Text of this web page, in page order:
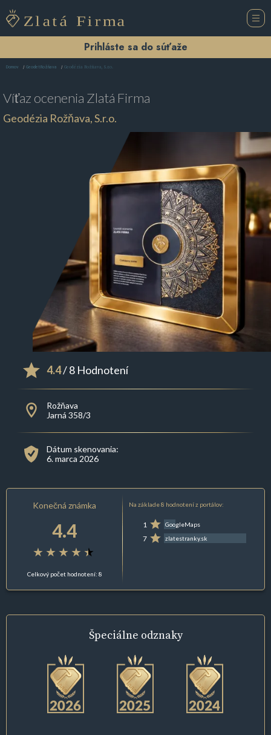
Prihláste sa do súťaže
Domov Geodet Rožňava Geodézia Rožňava, S.r.o.
Víťaz ocenenia Zlatá Firma
Geodézia Rožňava, S.r.o.
4.4/ 8 Hodnotení
Rožňava
Jarná 358/3
Dátum skenovania:
6. marca 2026
Konečná známka
4.4
Celkový počet hodnotení: 8
Na základe 8 hodnotení z portálov:
1 GoogleMaps
7 zlatestranky.sk
Špeciálne odznaky